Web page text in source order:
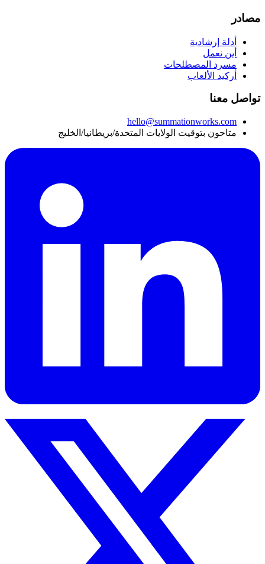
مصادر
أدلة إرشادية
أين نعمل
مسرد المصطلحات
أركيد الألعاب
تواصل معنا
hello@summationworks.com
متاحون بتوقيت الولايات المتحدة/بريطانيا/الخليج